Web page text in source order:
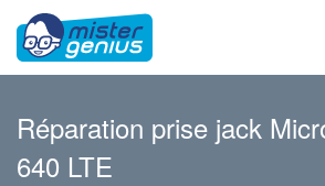
Magasins informatiques
Réparation prise jack
640 LTE